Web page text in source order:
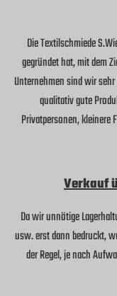
Die Textilschmiede
gegründet hat, mit dem
Unternehmen sind wir
qualitativ gute
Privatpersonen, kleinere
Verkauf
Da wir unnötige
usw. erst dann bedruckt,
der Regel, je nach